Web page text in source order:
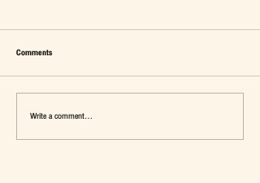
เมื่อ Self-concept ถูกเติมเต็ม Fashion อาจ
จะไม่ใช่คำตอบ
Comments
Write a comment...